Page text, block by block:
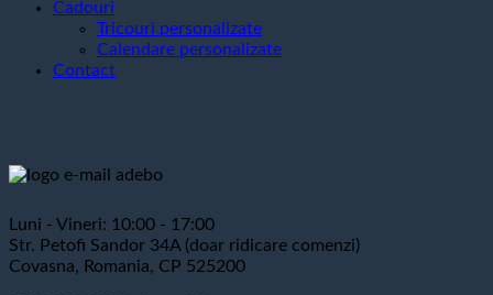
Cadouri
Tricouri personalizate
Calendare personalizate
Contact
Luni - Vineri: 10:00 - 17:00
Str. Petofi Sandor 34A (doar ridicare comenzi)
Covasna, Romania, CP 525200